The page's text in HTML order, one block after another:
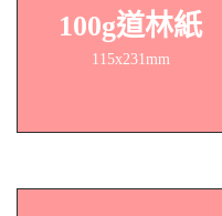
100g道林紙
115x231mm